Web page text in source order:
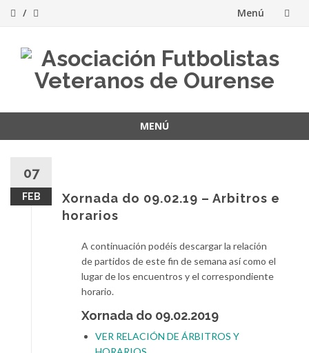
Menú
contenido
MENÚ
contenido
07
FEB
Xornada do 09.02.19 – Arbitros e
horarios
A continuación podéis descargar la relación
de partidos de este fin de semana así como el
lugar de los encuentros y el correspondiente
horario.
Xornada do 09.02.2019
VER RELACIÓN DE ÁRBITROS Y